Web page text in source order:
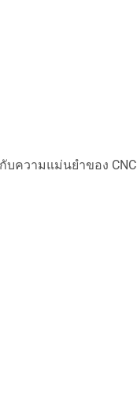
ความแม่นยำของ CNC